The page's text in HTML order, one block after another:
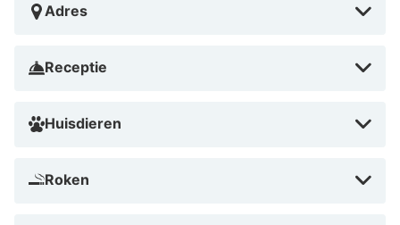
Adres
Receptie
Huisdieren
Roken